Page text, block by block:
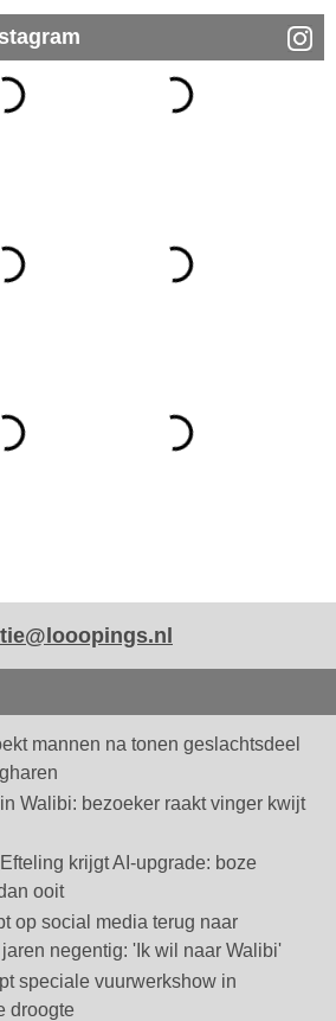
mannen na tonen geslachtsdeel
Walibi: bezoeker raakt vinger kwijt
krijgt AI-upgrade: boze
ooit
op social media terug naar
negentig: 'Ik wil naar Walibi'
speciale vuurwerkshow in
droogte